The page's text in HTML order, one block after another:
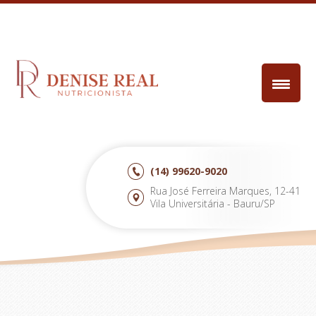
(14) 99620-9020
Rua José Ferreira Marques, 12-41
Vila Universitária - Bauru/SP